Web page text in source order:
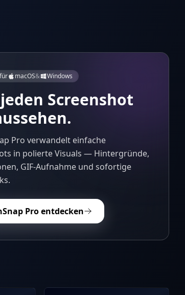
macOS& Windows
Screenshot
Pro verwandelt einfache
in polierte Visuals — Hintergründe,
GIF-Aufnahme und sofortige
Pro entdecken